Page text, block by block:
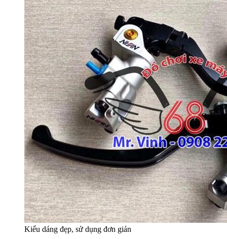
Kiểu dáng đẹp, sử dụng đơn giản